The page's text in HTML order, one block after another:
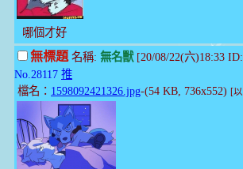
哪個才好
無標題名稱: 無名獸[20/08/22(六)18:33
No.28117 推
檔名： 1598092421326.jpg-(54 KB, 736x552) [